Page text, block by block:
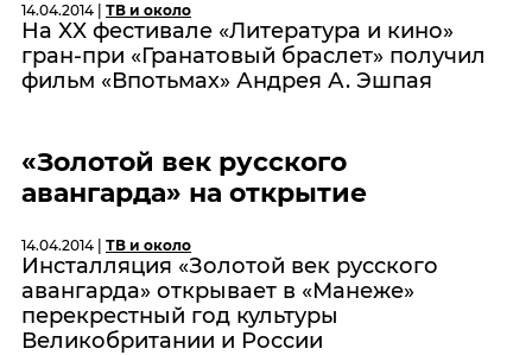
14.04.2014 | ТВ и около
На XX фестивале «Литература и кино»
гран-при «Гранатовый браслет» получил
фильм «Впотьмах» Андрея А. Эшпая
«Золотой век русского
авангарда» на открытие
14.04.2014 | ТВ и около
Инсталляция «Золотой век русского
авангарда» открывает в «Манеже»
перекрестный год культуры
Великобритании и России